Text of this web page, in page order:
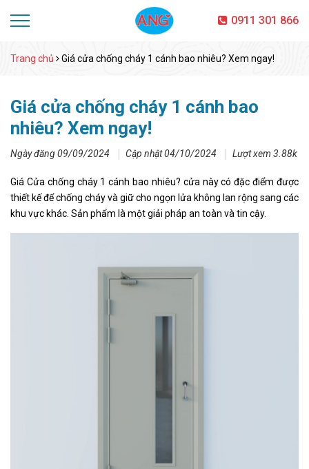
0911 301 866
Trang chủ Giá cửa chống cháy 1 cánh bao nhiêu? Xem ngay!
Giá cửa chống cháy 1 cánh bao
nhiêu? Xem ngay!
Ngày đăng 09/09/2024 Cập nhật 04/10/2024 Lượt xem 3.88k
Giá Cửa chống cháy 1 cánh bao nhiêu? cửa này có đặc điểm được
thiết kế để chống cháy và giữ cho ngọn lửa không lan rộng sang các
khu vực khác. Sản phẩm là một giải pháp an toàn và tin cậy.